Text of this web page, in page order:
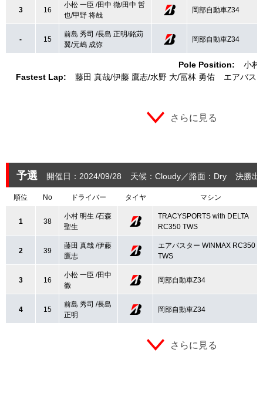
Pole Position:
小村
Fastest Lap:
藤田 真哉 伊藤 鷹志 水野 大 冨林 勇佑 エアバス
3 16
小松 一臣 /田中 徹/田中 哲
也/甲野 将哉
岡部自動車Z34
- 15
前島 秀司 /長島 正明/銘苅
翼/元嶋 成弥
岡部自動車Z34
さらに見る
予選 開催日：2024/09/28 天候：Cloudy 路面：Dry 決勝出
順位 No ドライバー タイヤ マシン
1 38
小村 明生 /石森
聖生
TRACYSPORTS with DELTA
RC350 TWS
2 39
藤田 真哉 /伊藤
鷹志
エアバスター WINMAX RC350
TWS
3 16
小松 一臣 /田中
徹
岡部自動車Z34
4 15
前島 秀司 /長島
正明
岡部自動車Z34
さらに見る